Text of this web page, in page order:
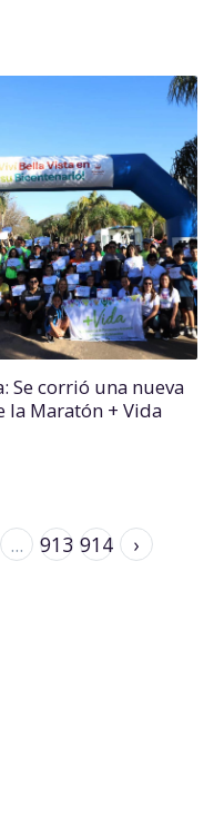
Se corrió una nueva
la Maratón + Vida
... 913 914 ›